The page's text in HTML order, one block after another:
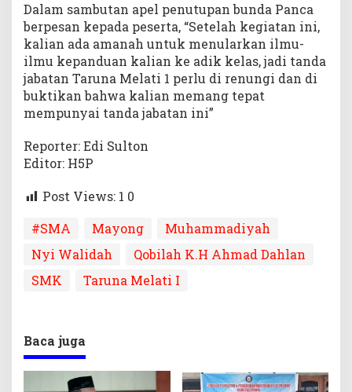
Dalam sambutan apel penutupan bunda Panca
berpesan kepada peserta, “Setelah kegiatan ini,
kalian ada amanah untuk menularkan ilmu-
ilmu kepanduan kalian ke adik kelas, jadi tanda
jabatan Taruna Melati 1 perlu di renungi dan di
buktikan bahwa kalian memang tepat
mempunyai tanda jabatan ini”
Reporter: Edi Sulton
Editor: H5P
Post Views: 1 0
#SMA
Mayong
Muhammadiyah
Nyi Walidah
Qobilah K.H Ahmad Dahlan
SMK
Taruna Melati I
Baca juga